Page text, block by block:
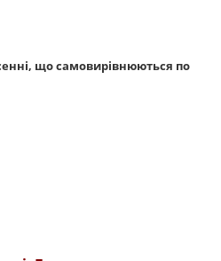
що самовирівнюються по